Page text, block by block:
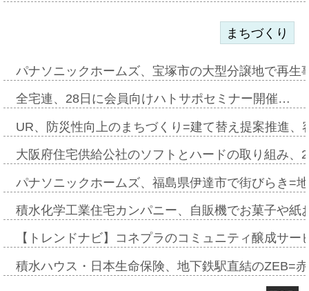
まちづくり
パナソニックホームズ、宝塚市の大型分譲地で再
全宅連、28日に会員向けハトサポセミナー開催…
UR、防災性向上のまちづくり=建て替え提案推進
大阪府住宅供給公社のソフトとハードの取り組み
パナソニックホームズ、福島県伊達市で街びらき=
積水化学工業住宅カンパニー、自販機でお菓子や
【トレンドナビ】コネプラのコミュニティ醸成サ
積水ハウス・日本生命保険、地下鉄駅直結のZEB=